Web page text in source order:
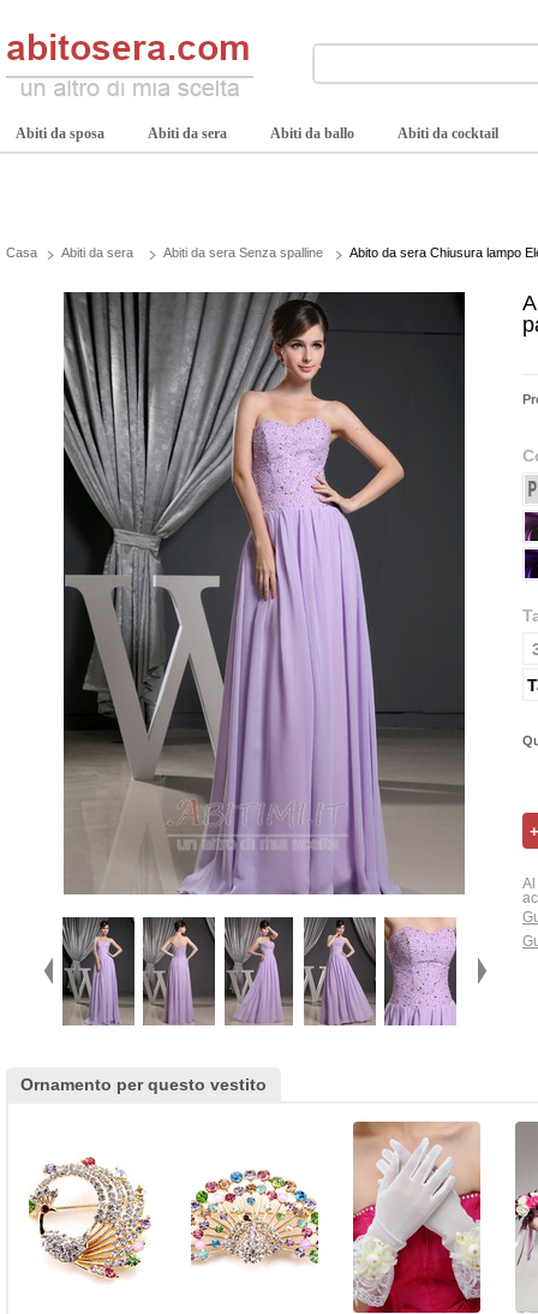
Abiti da sposa Abiti da sera Abiti da ballo Abiti da cocktail
Casa Abiti da sera Abiti da sera Senza spalline Abito da sera Chiusura lampo
Al
Ornamento per questo vestito